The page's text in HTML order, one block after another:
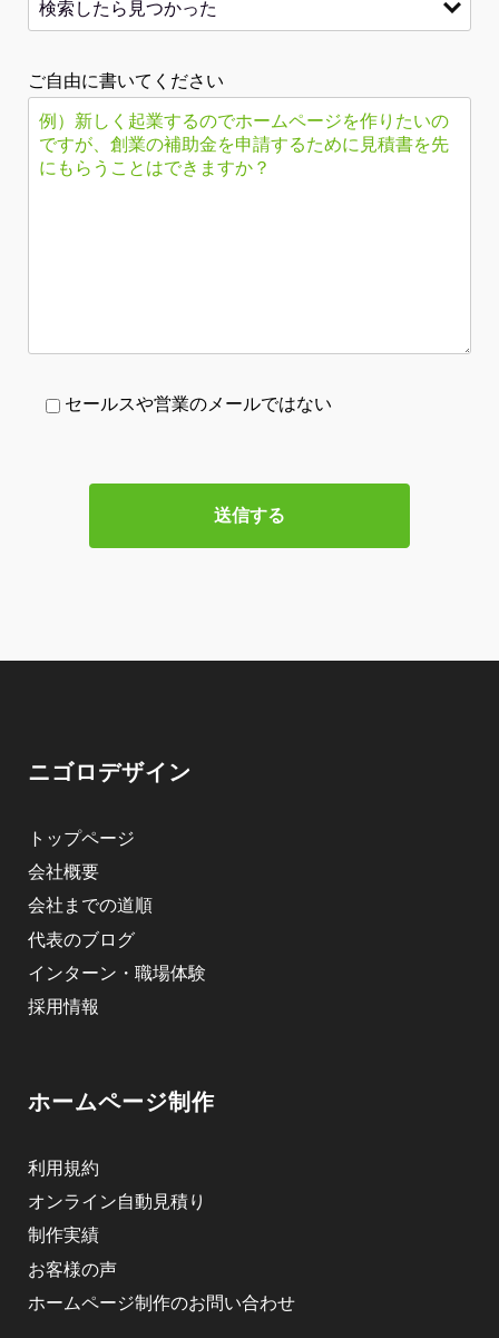
ご自由に書いてください
セールスや営業のメールではない
ニゴロデザイン
トップページ
会社概要
会社までの道順
代表のブログ
インターン・職場体験
採用情報
ホームページ制作
利用規約
オンライン自動見積り
制作実績
お客様の声
ホームページ制作のお問い合わせ